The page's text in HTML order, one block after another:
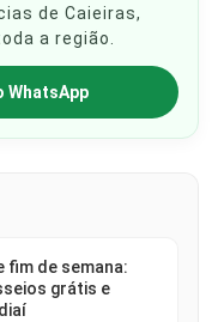
de Caieiras,
a região.
WhatsApp
fim de semana:
grátis e